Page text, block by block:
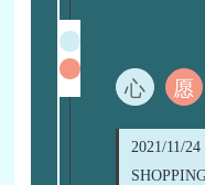
心 愿
2021/11/24